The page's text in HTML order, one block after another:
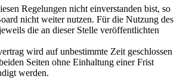
Regelungen nicht einverstanden bist, so
nicht weiter nutzen. Für die Nutzung des
die an dieser Stelle veröffentlichten
wird auf unbestimmte Zeit geschlossen
Seiten ohne Einhaltung einer Frist
werden.